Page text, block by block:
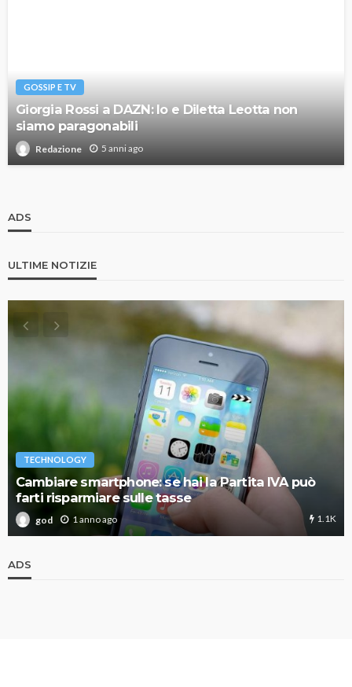
GOSSIP E TV
Giorgia Rossi a DAZN: Io e Diletta Leotta non
siamo paragonabili
Redazione 5 anni ago
ADS
ULTIME NOTIZIE
TECHNOLOGY
Cambiare smartphone: se hai la Partita IVA può
farti risparmiare sulle tasse
god 1 anno ago 1.1K
ADS